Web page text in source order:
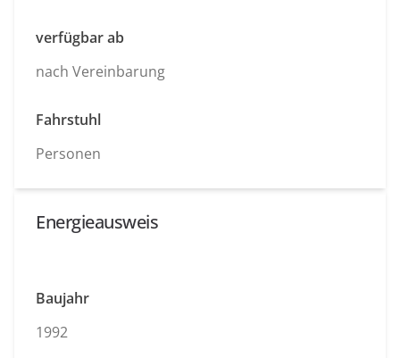
verfügbar ab
nach Vereinbarung
Fahrstuhl
Personen
Energieausweis
Baujahr
1992